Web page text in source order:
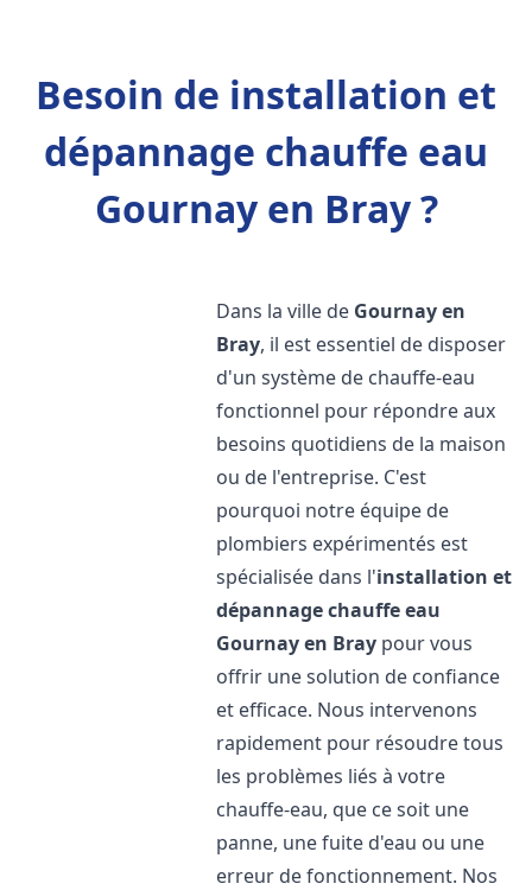
Besoin de installation et
dépannage chauffe eau
Gournay en Bray ?
Dans la ville de Gournay en
Bray, il est essentiel de disposer
d'un système de chauffe-eau
fonctionnel pour répondre aux
besoins quotidiens de la maison
ou de l'entreprise. C'est
pourquoi notre équipe de
plombiers expérimentés est
spécialisée dans l'installation et
dépannage chauffe eau
Gournay en Bray pour vous
offrir une solution de confiance
et efficace. Nous intervenons
rapidement pour résoudre tous
les problèmes liés à votre
chauffe-eau, que ce soit une
panne, une fuite d'eau ou une
erreur de fonctionnement. Nos